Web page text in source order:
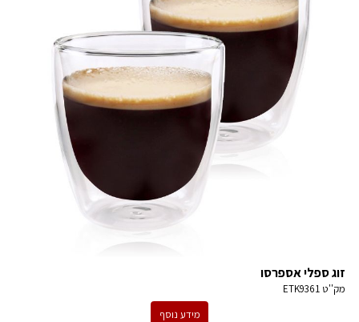
זוג ספלי אספרסו
מק''טETK9361
מידע נוסף